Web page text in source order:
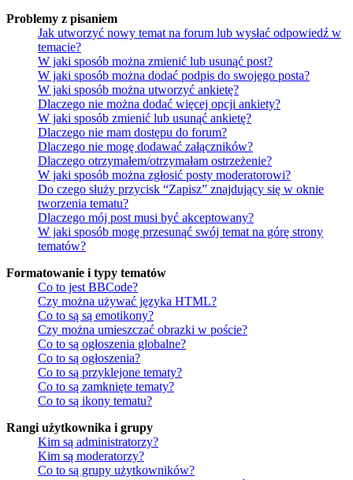
Problemy z pisaniem
Jak utworzyć nowy temat na forum lub wysłać odpowiedź w
temacie?
W jaki sposób można zmienić lub usunąć post?
W jaki sposób można dodać podpis do swojego posta?
W jaki sposób można utworzyć ankietę?
Dlaczego nie można dodać więcej opcji ankiety?
W jaki sposób zmienić lub usunąć ankietę?
Dlaczego nie mam dostępu do forum?
Dlaczego nie mogę dodawać załączników?
Dlaczego otrzymałem/otrzymałam ostrzeżenie?
W jaki sposób można zgłosić posty moderatorowi?
Do czego służy przycisk “Zapisz” znajdujący się w oknie
tworzenia tematu?
Dlaczego mój post musi być akceptowany?
W jaki sposób mogę przesunąć swój temat na górę strony
tematów?
Formatowanie i typy tematów
Co to jest BBCode?
Czy można używać języka HTML?
Co to są są emotikony?
Czy można umieszczać obrazki w poście?
Co to są ogłoszenia globalne?
Co to są ogłoszenia?
Co to są przyklejone tematy?
Co to są zamknięte tematy?
Co to są ikony tematu?
Rangi użytkownika i grupy
Kim są administratorzy?
Kim są moderatorzy?
Co to są grupy użytkowników?